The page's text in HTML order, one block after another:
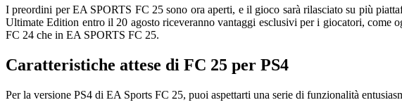
I preordini per EA SPORTS FC 25 sono ora aperti, e il gioco sarà rilasciato su più
Ultimate Edition entro il 20 agosto riceveranno vantaggi esclusivi per i giocatori, come
FC 24 che in EA SPORTS FC 25.
Caratteristiche attese di FC 25 per PS4
Per la versione PS4 di EA Sports FC 25, puoi aspettarti una serie di funzionalità